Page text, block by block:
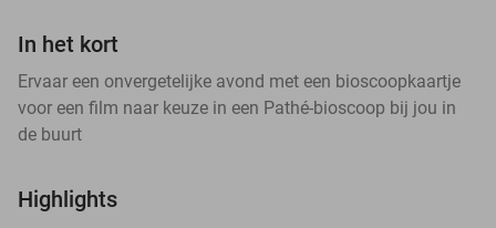
In het kort
Ervaar een onvergetelijke avond met een bioscoopkaartje
voor een film naar keuze in een Pathé-bioscoop bij jou in
de buurt
Highlights